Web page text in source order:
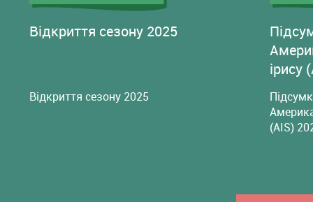
Відкриття сезону 2025
Відкриття сезону 2025
ірису
(AIS)